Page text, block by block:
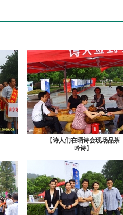
【诗人们在晒诗会现场品茶
吟诗】